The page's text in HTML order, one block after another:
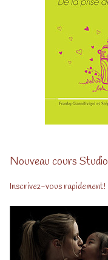
Nouveau cours Studio
Inscrivez-vous rapidement!